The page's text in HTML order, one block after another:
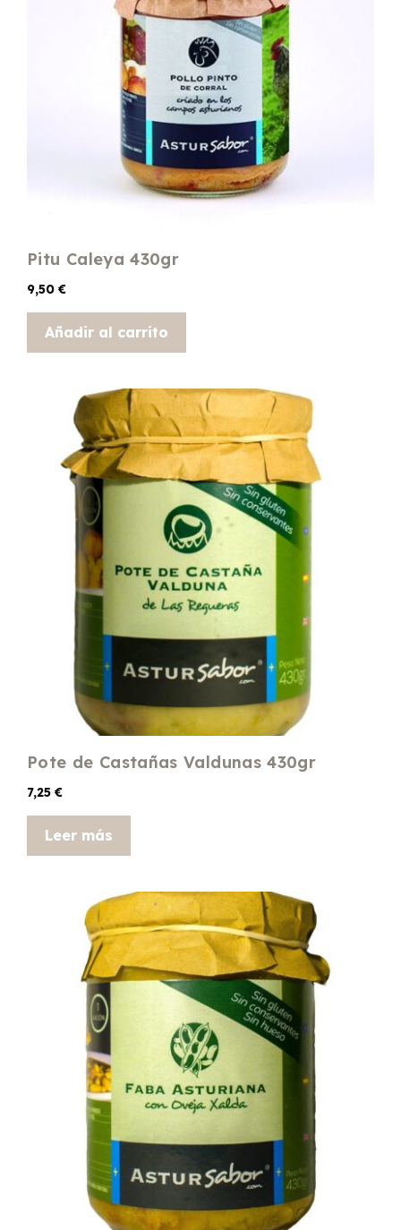
Pitu Caleya 430gr
9,50 €
Añadir al carrito
Pote de Castañas Valdunas 430gr
7,25 €
Leer más